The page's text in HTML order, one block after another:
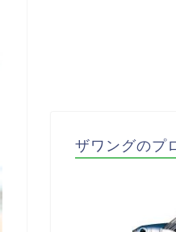
ザワングのプ